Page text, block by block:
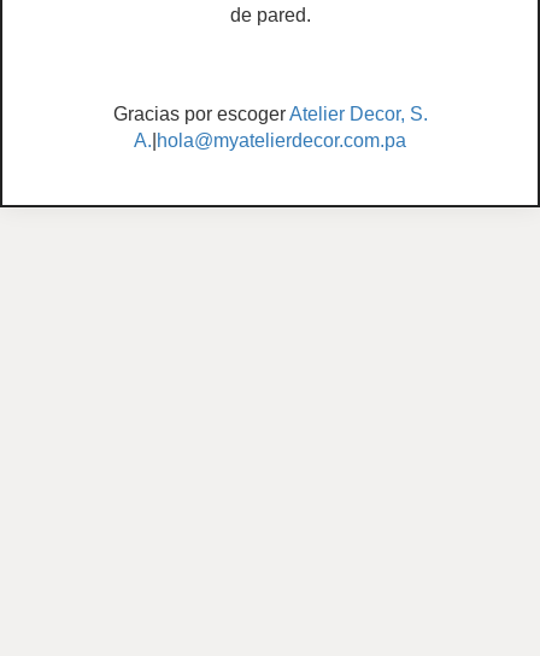
de pared.
Gracias por escogerAtelier Decor, S.
A. hola@myatelierdecor.com.pa